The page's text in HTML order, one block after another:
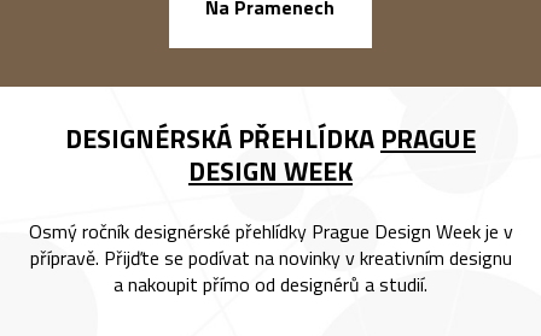
Na Pramenech
DESIGNÉRSKÁ PŘEHLÍDKA PRAGUE
DESIGN WEEK
Osmý ročník designérské přehlídky Prague Design Week je v
přípravě. Přijďte se podívat na novinky v kreativním designu
a nakoupit přímo od designérů a studií.